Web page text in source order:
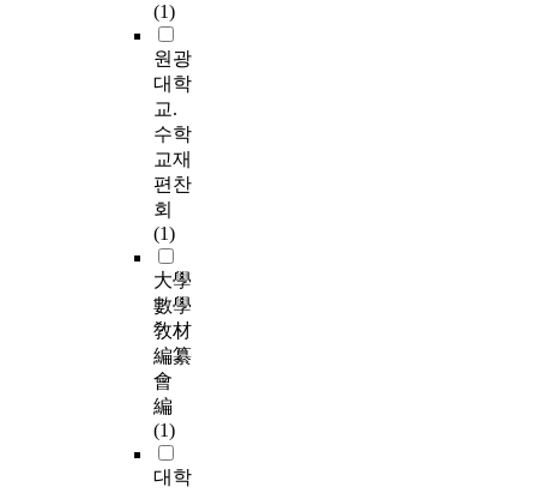
(1)
원광
대학
교.
수학
교재
편찬
회
(1)
大學
數學
敎材
編纂
會
編
(1)
대학